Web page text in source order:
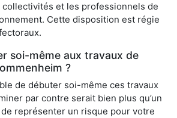
et les professionnels de
Cette disposition est régie
soi-même aux travaux de
?
de débuter soi-même ces travaux
par contre serait bien plus qu’un
représenter un risque pour votre